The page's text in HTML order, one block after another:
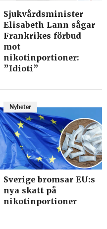
Sjukvårdsminister
Elisabeth Lann sågar
Frankrikes förbud
mot
nikotinportioner:
”Idioti”
Nyheter
Sverige bromsar EU:s
nya skatt på
nikotinportioner